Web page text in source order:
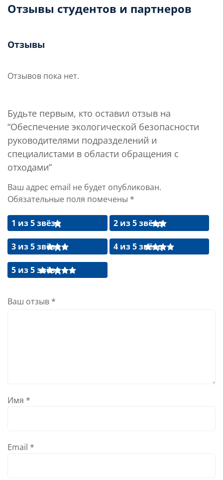
Отзывы студентов и партнеров
Отзывы
Отзывов пока нет.
Будьте первым, кто оставил отзыв на
“Обеспечение экологической безопасности
руководителями подразделений и
специалистами в области обращения с
отходами”
Ваш адрес email не будет опубликован.
Обязательные поля помечены *
1 из 5 звёзд 2 из 5 звёзд
3 из 5 звёзд 4 из 5 звёзд
5 из 5 звёзд
Ваш отзыв *
Имя *
Email *